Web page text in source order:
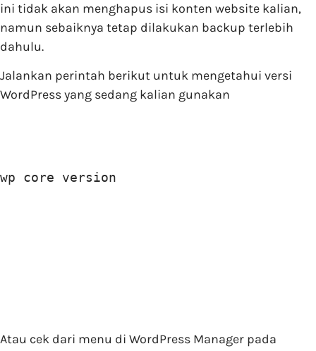
ini tidak akan menghapus isi konten website kalian,
namun sebaiknya tetap dilakukan backup terlebih
dahulu.
Jalankan perintah berikut untuk mengetahui versi
WordPress yang sedang kalian gunakan
wp core version
Atau cek dari menu di WordPress Manager pada